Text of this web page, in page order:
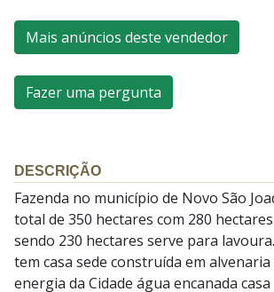
Mais anúncios deste vendedor
Fazer uma pergunta
DESCRIÇÃO
Fazenda no município de Novo São
total de 350 hectares com 280
sendo 230 hectares serve para
tem casa sede construída em alvenaria
energia da Cidade água encanada